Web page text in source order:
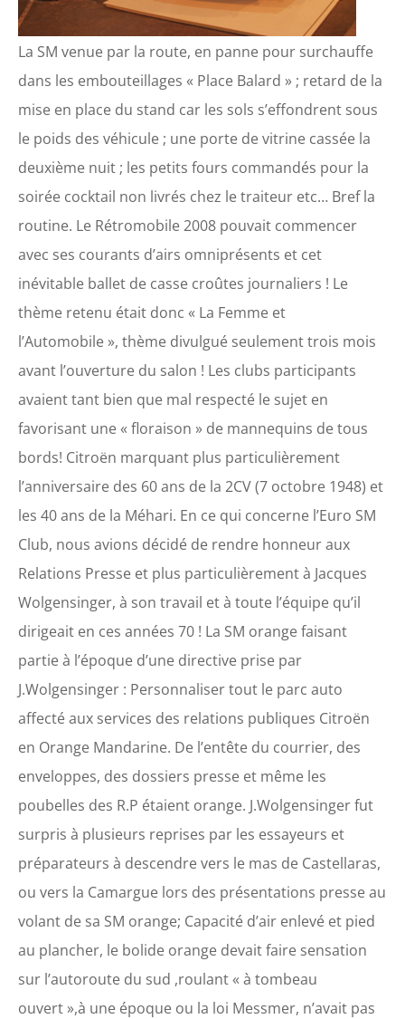
La SM venue par la route, en panne pour surchauffe
dans les embouteillages « Place Balard » ; retard de la
mise en place du stand car les sols s’effondrent sous
le poids des véhicule ; une porte de vitrine cassée la
deuxième nuit ; les petits fours commandés pour la
soirée cocktail non livrés chez le traiteur etc… Bref la
routine. Le Rétromobile 2008 pouvait commencer
avec ses courants d’airs omniprésents et cet
inévitable ballet de casse croûtes journaliers ! Le
thème retenu était donc « La Femme et
l’Automobile », thème divulgué seulement trois mois
avant l’ouverture du salon ! Les clubs participants
avaient tant bien que mal respecté le sujet en
favorisant une « floraison » de mannequins de tous
bords! Citroën marquant plus particulièrement
l’anniversaire des 60 ans de la 2CV (7 octobre 1948) et
les 40 ans de la Méhari. En ce qui concerne l’Euro SM
Club, nous avions décidé de rendre honneur aux
Relations Presse et plus particulièrement à Jacques
Wolgensinger, à son travail et à toute l’équipe qu’il
dirigeait en ces années 70 ! La SM orange faisant
partie à l’époque d’une directive prise par
J.Wolgensinger : Personnaliser tout le parc auto
affecté aux services des relations publiques Citroën
en Orange Mandarine. De l’entête du courrier, des
enveloppes, des dossiers presse et même les
poubelles des R.P étaient orange. J.Wolgensinger fut
surpris à plusieurs reprises par les essayeurs et
préparateurs à descendre vers le mas de Castellaras,
ou vers la Camargue lors des présentations presse au
volant de sa SM orange; Capacité d’air enlevé et pied
au plancher, le bolide orange devait faire sensation
sur l’autoroute du sud ,roulant « à tombeau
ouvert »,à une époque ou la loi Messmer, n’avait pas